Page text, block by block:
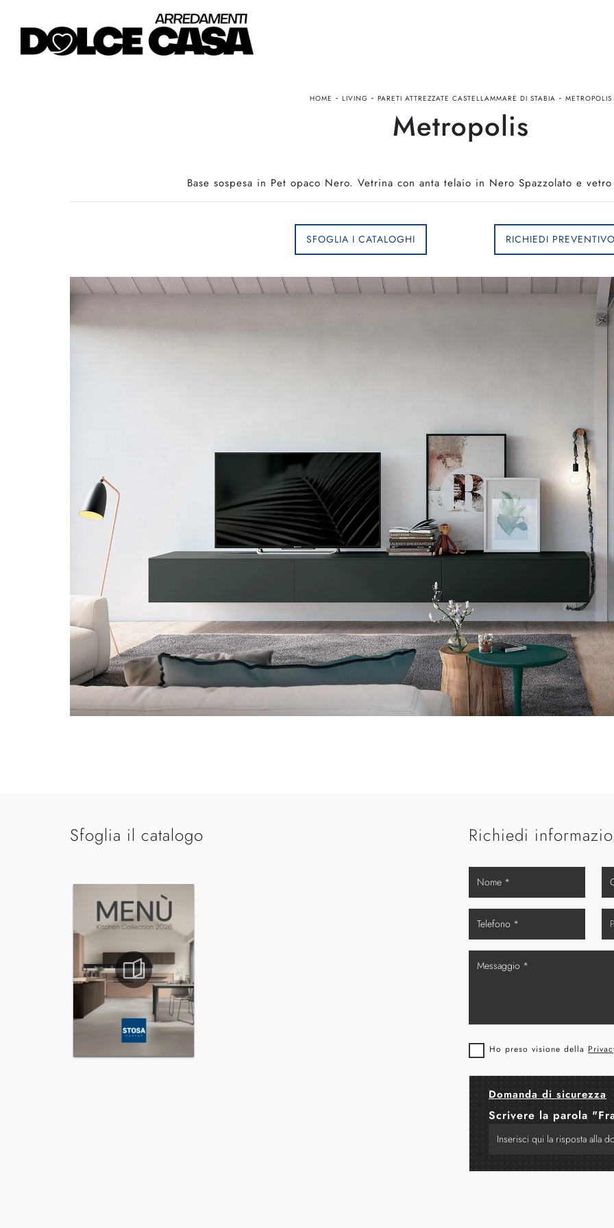
HOME - LIVING - PARETI ATTREZZATE CASTELLAMMARE DI STABIA - METROPOLIS
Metropolis
Base sospesa in Pet opaco Nero. Vetrina con anta telaio in Nero Spazzolato e
SFOGLIA I CATALOGHI RICHIEDI
Sfoglia il catalogo Richiedi
Ho preso visione della
Domanda di sicurezza
Scrivere la parola